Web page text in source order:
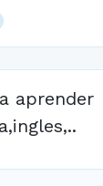
aprender